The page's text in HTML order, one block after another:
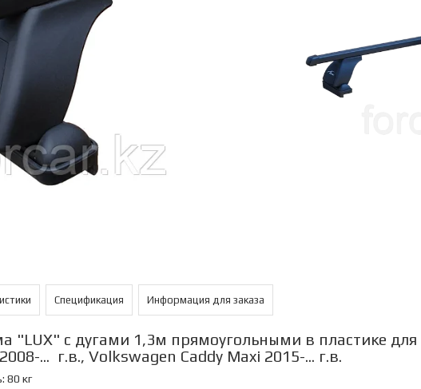
Спецификация Информация для заказа
"LUX" с дугами 1,3м прямоугольными в пластике
... г.в., Volkswagen Caddy Maxi 2015-... г.в.
80 кг